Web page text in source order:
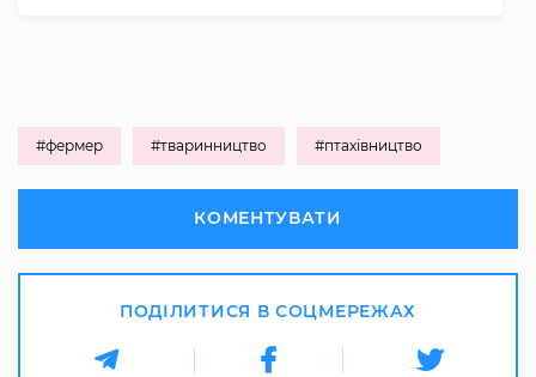
#фермер #тваринництво #птахівництво
КОМЕНТУВАТИ
ПОДІЛИТИСЯ В СОЦМЕРЕЖАХ